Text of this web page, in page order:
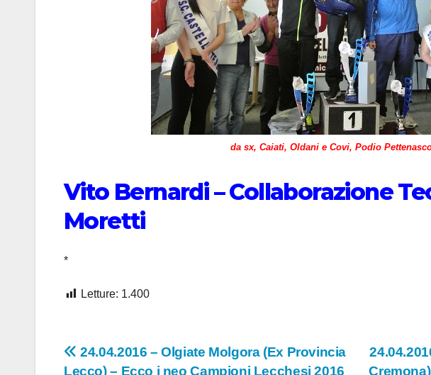
da sx, Caiati, Oldani e Covi, Podio
Vito Bernardi – Collaborazione
Moretti
*
Letture: 1.400
Navigazione
24.04.2016 – Olgiate Molgora (Ex Provincia
Lecco) – Ecco i neo Campioni Lecchesi 2016